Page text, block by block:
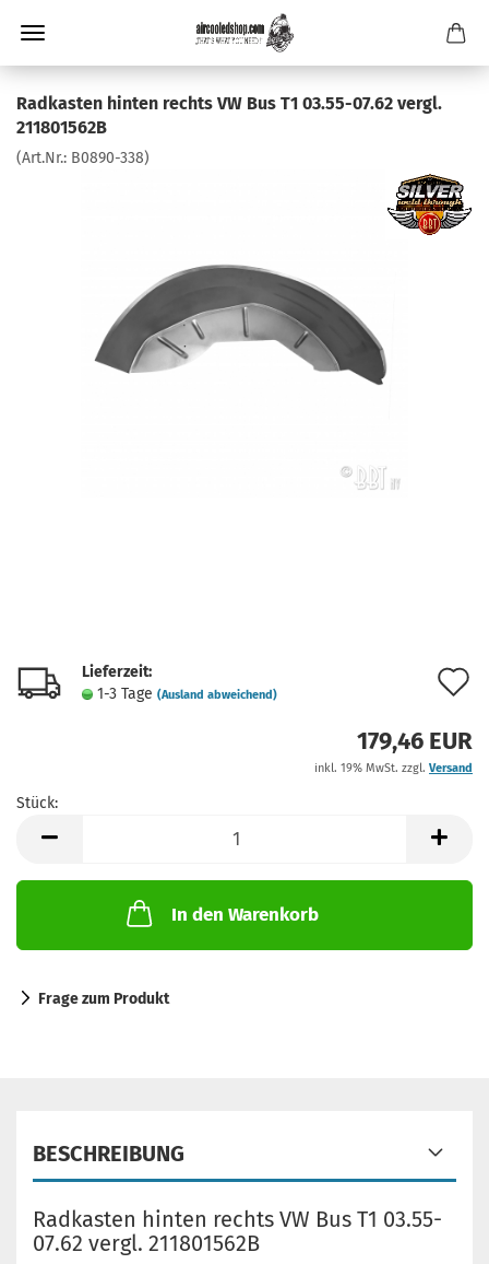
Radkasten hinten rechts VW Bus T1 03.55-07.62 vergl.
211801562B
(Art.Nr.: B0890-338)
Lieferzeit:
1-3 Tage (Ausland abweichend)
179,46 EUR
inkl. 19% MwSt. zzgl. Versand
Stück:
In den Warenkorb
Frage zum Produkt
BESCHREIBUNG
Radkasten hinten rechts VW Bus T1 03.55-
07.62 vergl. 211801562B